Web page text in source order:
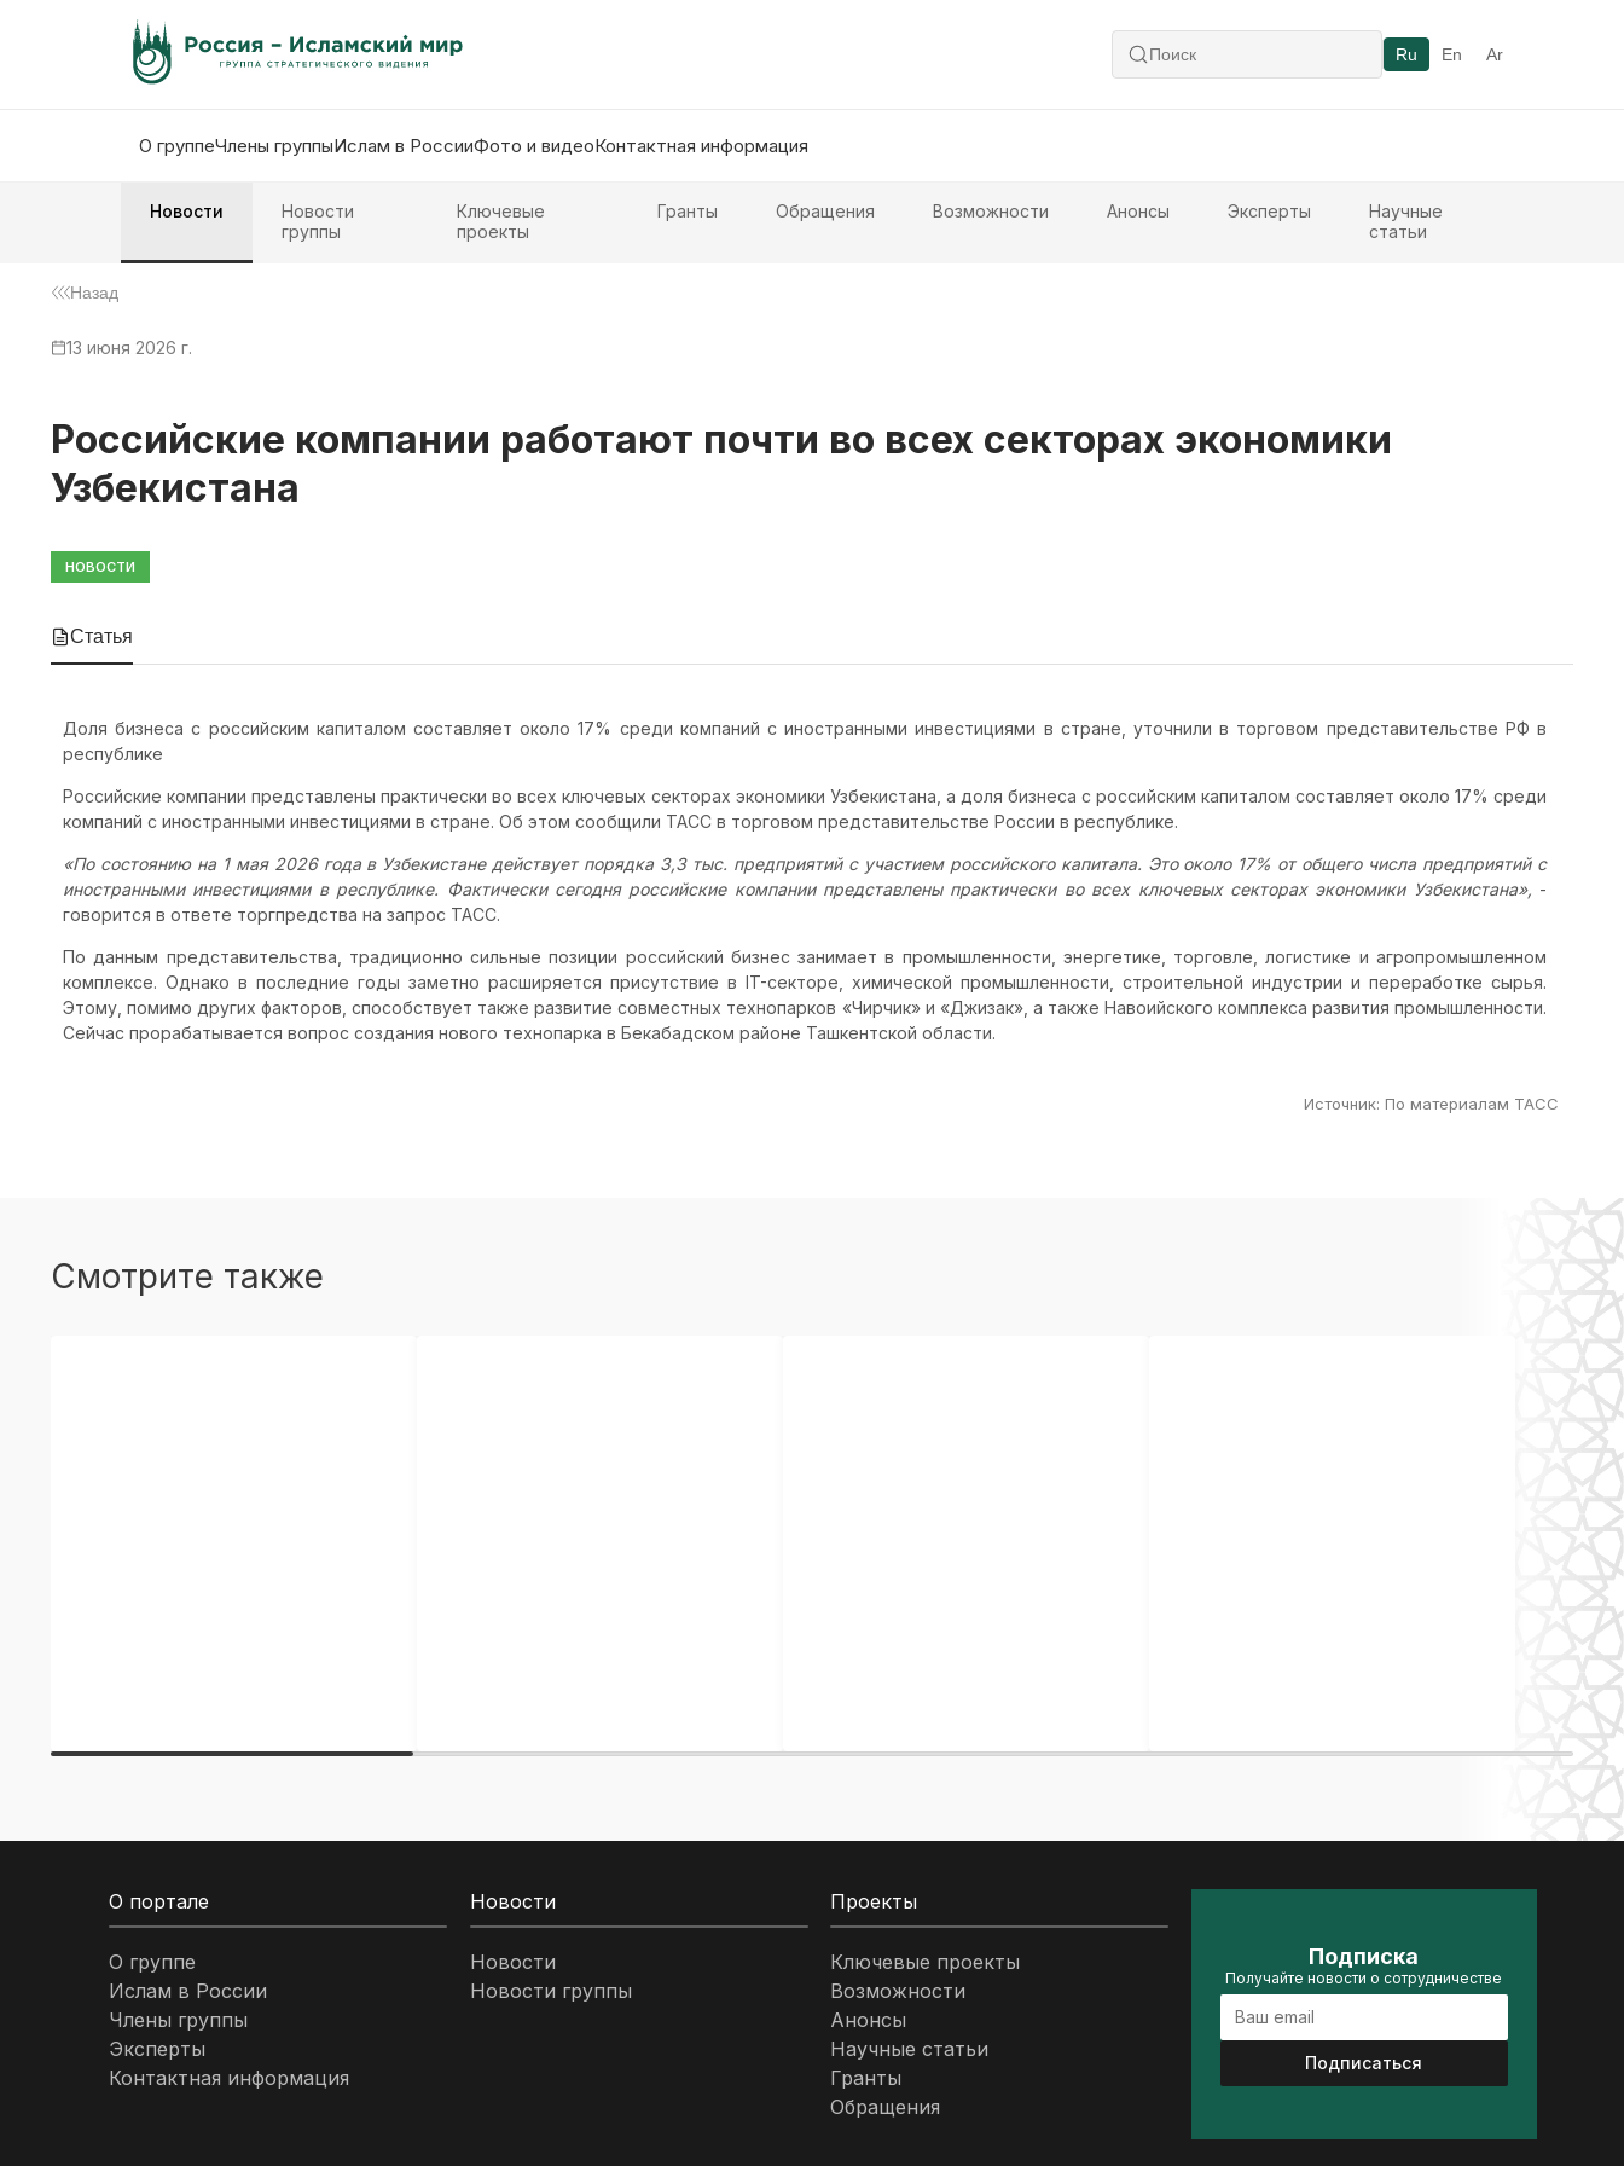
Ru En Ar
О группеЧлены группыИслам в РоссииФото и видеоКонтактная информация
Новости
Новости
группы
Ключевые
проекты
Гранты Обращения Возможности Анонсы Эксперты
Научные
статьи
Назад
13 июня 2026 г.
Российские компании работают почти во всех секторах экономики
Узбекистана
НОВОСТИ
Статья
Доля бизнеса с российским капиталом составляет около 17% среди компаний с иностранными инвестициями в стране, уточнили в торговом представительстве РФ в
республике
Российские компании представлены практически во всех ключевых секторах экономики Узбекистана, а доля бизнеса с российским капиталом составляет около 17% среди
компаний с иностранными инвестициями в стране. Об этом сообщили ТАСС в торговом представительстве России в республике.
«По состоянию на 1 мая 2026 года в Узбекистане действует порядка 3,3 тыс. предприятий с участием российского капитала. Это около 17% от общего числа предприятий с
иностранными инвестициями в республике. Фактически сегодня российские компании представлены практически во всех ключевых секторах экономики Узбекистана», -
говорится в ответе торгпредства на запрос ТАСС.
По данным представительства, традиционно сильные позиции российский бизнес занимает в промышленности, энергетике, торговле, логистике и агропромышленном
комплексе. Однако в последние годы заметно расширяется присутствие в IT-секторе, химической промышленности, строительной индустрии и переработке сырья.
Этому, помимо других факторов, способствует также развитие совместных технопарков «Чирчик» и «Джизак», а также Навоийского комплекса развития промышленности.
Сейчас прорабатывается вопрос создания нового технопарка в Бекабадском районе Ташкентской области.
Источник: По материалам ТАСС
Смотрите также
О портале
О группе
Ислам в России
Члены группы
Эксперты
Контактная информация
Новости
Новости
Новости группы
Проекты
Ключевые проекты
Возможности
Анонсы
Научные статьи
Гранты
Обращения
Подписка
Получайте новости о сотрудничестве
Подписаться